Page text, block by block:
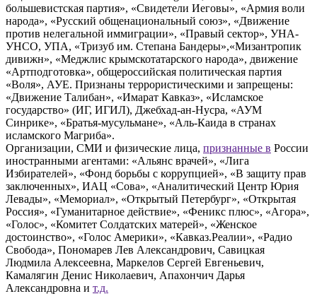
большевистская партия», «Свидетели Иеговы», «Армия воли
народа», «Русский общенациональный союз», «Движение
против нелегальной иммиграции», «Правый сектор», УНА-
УНСО, УПА, «Тризуб им. Степана Бандеры»,«Мизантропик
дивижн», «Меджлис крымскотатарского народа», движение
«Артподготовка», общероссийская политическая партия
«Воля», АУЕ. Признаны террористическими и запрещены:
«Движение Талибан», «Имарат Кавказ», «Исламское
государство» (ИГ, ИГИЛ), Джебхад-ан-Нусра, «АУМ
Синрике», «Братья-мусульмане», «Аль-Каида в странах
исламского Магриба».
Организации, СМИ и физические лица, признанные в России
иностранными агентами: «Альянс врачей», «Лига
Избирателей», «Фонд борьбы с коррупцией», «В защиту прав
заключенных», ИАЦ «Сова», «Аналитический Центр Юрия
Левады», «Мемориал», «Открытый Петербург», «Открытая
Россия», «Гуманитарное действие», «Феникс плюс», «Агора»,
«Голос», «Комитет Солдатских матерей», «Женское
достоинство», «Голос Америки», «Кавказ.Реалии», «Радио
Свобода», Пономарев Лев Александрович, Савицкая
Людмила Алексеевна, Маркелов Сергей Евгеньевич,
Камалягин Денис Николаевич, Апахончич Дарья
Александровна и т.д.